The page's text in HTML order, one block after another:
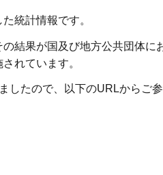
統計情報です。
結果が国及び地方公共団体に
れています。
したので、以下のURLからご